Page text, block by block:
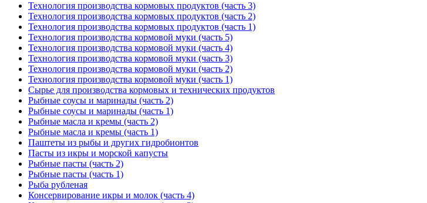
Технология производства кормовых продуктов (часть 3)
Технология производства кормовых продуктов (часть 2)
Технология производства кормовых продуктов (часть 1)
Технология производства кормовой муки (часть 5)
Технология производства кормовой муки (часть 4)
Технология производства кормовой муки (часть 3)
Технология производства кормовой муки (часть 2)
Технология производства кормовой муки (часть 1)
Сырье для производства кормовых и технических продуктов
Рыбные соусы и маринады (часть 2)
Рыбные соусы и маринады (часть 1)
Рыбные масла и кремы (часть 2)
Рыбные масла и кремы (часть 1)
Паштеты из рыбы и других гидробионтов
Пасты из икры и морской капусты
Рыбные пасты (часть 2)
Рыбные пасты (часть 1)
Рыба рубленая
Консервирование икры и молок (часть 4)